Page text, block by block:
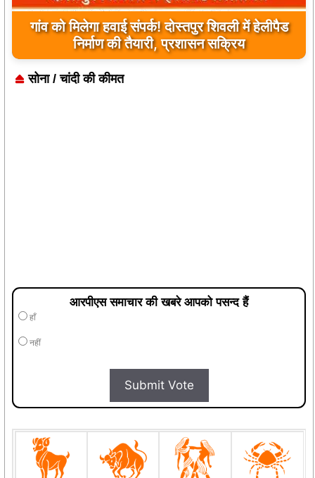
यूपी के बहराइच में बड़ा हादसा, कौड़ियाला नदी में नाव
पलटी, 17 लापता, एक का शव मिला
सोना / चांदी की कीमत
आरपीएस समाचार की खबरे आपको पसन्द हैं
हाँ
नहीं
Submit Vote